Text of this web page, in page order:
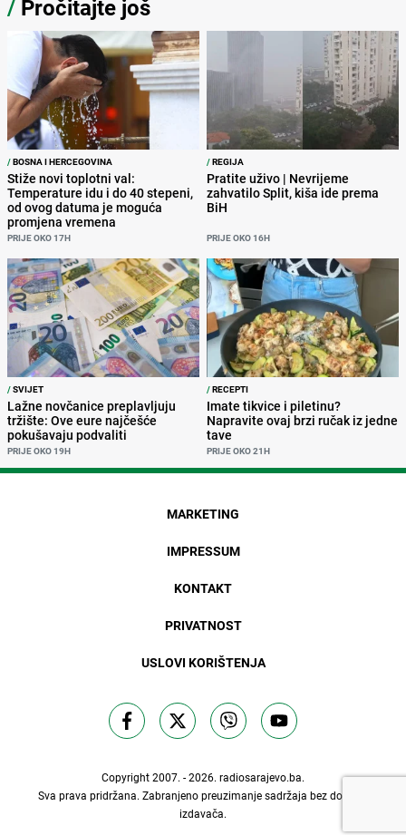
/ Pročitajte još
/BOSNA I HERCEGOVINA
Stiže novi toplotni val:
Temperature idu i do 40 stepeni,
od ovog datuma je moguća
promjena vremena
PRIJE OKO 17H
/REGIJA
Pratite uživo | Nevrijeme
zahvatilo Split, kiša ide prema
BiH
PRIJE OKO 16H
/SVIJET
Lažne novčanice preplavljuju
tržište: Ove eure najčešće
pokušavaju podvaliti
PRIJE OKO 19H
/RECEPTI
Imate tikvice i piletinu?
Napravite ovaj brzi ručak iz jedne
tave
PRIJE OKO 21H
MARKETING
IMPRESSUM
KONTAKT
PRIVATNOST
USLOVI KORIŠTENJA
Copyright 2007. - 2026. radiosarajevo.ba.
Sva prava pridržana. Zabranjeno preuzimanje sadržaja bez dozvole
izdavača.